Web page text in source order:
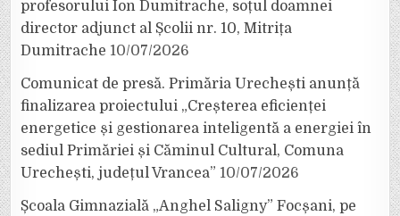
profesorului Ion Dumitrache, soțul doamnei
director adjunct al Școlii nr. 10, Mitrița
Dumitrache 10/07/2026
Comunicat de presă. Primăria Urechești anunță
finalizarea proiectului „Creșterea eficienței
energetice și gestionarea inteligentă a energiei în
sediul Primăriei și Căminul Cultural, Comuna
Urechești, județul Vrancea” 10/07/2026
Școala Gimnazială „Anghel Saligny” Focșani, pe